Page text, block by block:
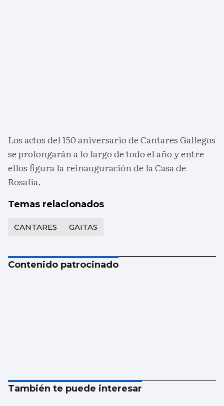
Los actos del 150 aniversario de Cantares Gallegos
se prolongarán a lo largo de todo el año y entre
ellos figura la reinauguración de la Casa de
Rosalía.
Temas relacionados
CANTARES GAITAS
Contenido patrocinado
También te puede interesar